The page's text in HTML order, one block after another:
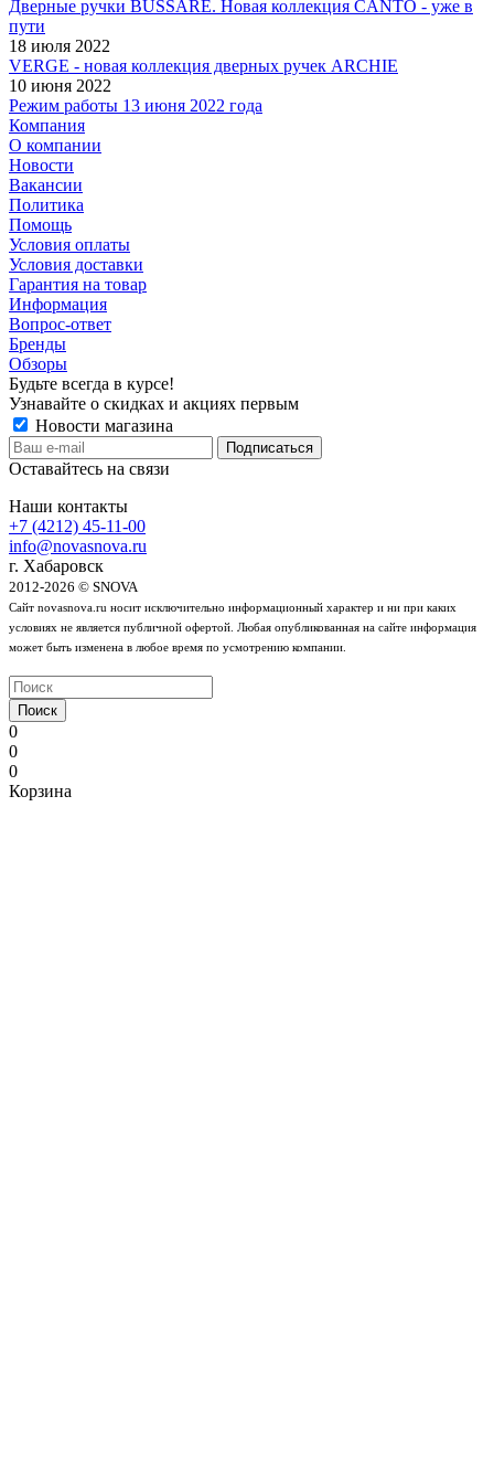
Дверные ручки BUSSARE. Новая коллекция CANTO - уже в
пути
18 июля 2022
VERGE - новая коллекция дверных ручек ARCHIE
10 июня 2022
Режим работы 13 июня 2022 года
Компания
О компании
Новости
Вакансии
Политика
Помощь
Условия оплаты
Условия доставки
Гарантия на товар
Информация
Вопрос-ответ
Бренды
Обзоры
Будьте всегда в курсе!
Узнавайте о скидках и акциях первым
Новости магазина
Оставайтесь на связи
Наши контакты
+7 (4212) 45-11-00
info@novasnova.ru
г. Хабаровск
2012-2026 © SNOVA
Сайт novasnova.ru носит исключительно информационный характер и ни при каких
условиях не является публичной офертой. Любая опубликованная на сайте информация
может быть изменена в любое время по усмотрению компании.
Поиск
0
0
0
Корзина